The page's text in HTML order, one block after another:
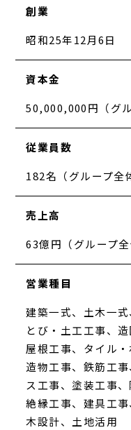
創業
昭和25年12月6日
資本金
50,000,000円（グル
従業員数
182名（グループ
売上高
63億円（グループ
営業種目
建築一式、土木一
とび・土工工事、
屋根工事、タイル
造物工事、鉄筋工
ス工事、塗装工事
絶縁工事、建具工
木設計、土地活用